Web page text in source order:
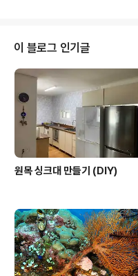
크고 다른 것들과는 약간 다르게 생겼
곰치의 몸 청소를 맡고 있는 넘들이
수염(?)를 놀리고 있는 넘이 바로 입
치는 입을 활짝 버려주고, 그 사이
기들을 제거해 줍니다. 곰치는 입 청
을거 생겨서 좋고~ ..
이 블로그 인기글
원목 싱크대 만들기 (DIY)